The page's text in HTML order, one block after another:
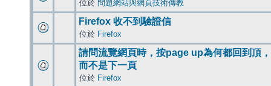
位於 問題網站與網頁技術傳教
Firefox 收不到驗證信
位於 Firefox
請問流覽網頁時，按page up為何都回到頂，
而不是下一頁
位於 Firefox